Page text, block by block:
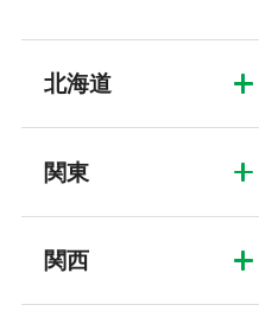
北海道
関東
関西